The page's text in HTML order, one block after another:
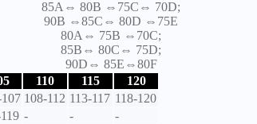
85A⇔ 80B ⇔75C⇔ 70D;
90B ⇔85C⇔ 80D ⇔75E
80A⇔ 75B ⇔70C;
85B⇔ 80C⇔ 75D;
90D⇔ 85E⇔80F
110 115
120
108-112 113-117 118-120
- -
-